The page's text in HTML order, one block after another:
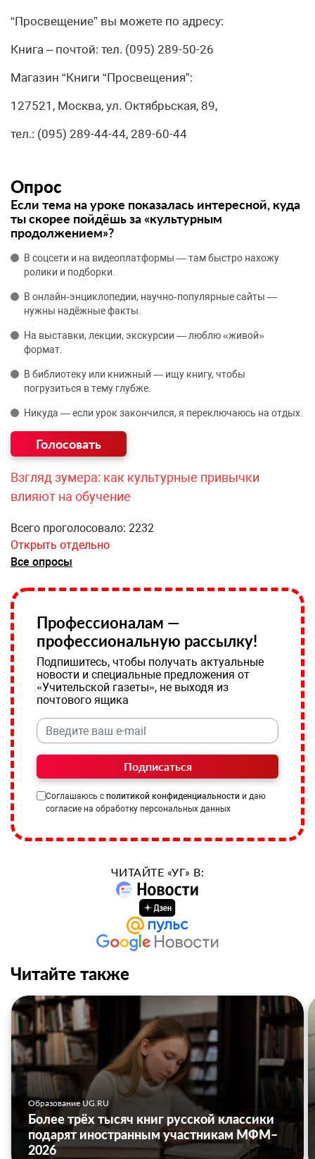
“Просвещение” вы можете по адресу:
Книга – почтой: тел. (095) 289-50-26
Магазин “Книги “Просвещения”:
127521, Москва, ул. Октябрьская, 89,
тел.: (095) 289-44-44, 289-60-44
Опрос
Если тема на уроке показалась интересной, куда
ты скорее пойдёшь за «культурным
продолжением»?
В соцсети и на видеоплатформы — там быстро нахожу
ролики и подборки.
В онлайн‑энциклопедии, научно‑популярные сайты —
нужны надёжные факты.
На выставки, лекции, экскурсии — люблю «живой»
формат.
В библиотеку или книжный — ищу книгу, чтобы
погрузиться в тему глубже.
Никуда — если урок закончился, я переключаюсь на отдых.
Взгляд зумера: как культурные привычки
влияют на обучение
Всего проголосовало: 2232
Открыть отдельно
Все опросы
Профессионалам —
профессиональную рассылку!
Подпишитесь, чтобы получать актуальные
новости и специальные предложения от
«Учительской газеты», не выходя из
почтового ящика
Подписаться
Соглашаюсь с политикой конфиденциальности и даю
согласие на обработку персональных данных
ЧИТАЙТЕ «УГ» В:
Читайте также
Образование UG.RU
Более трёх тысяч книг русской классики
подарят иностранным участникам МФМ–
2026